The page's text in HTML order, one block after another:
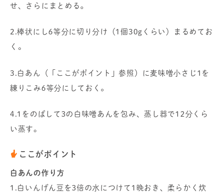
せ、さらにまとめる。
2.棒状にし6等分に切り分け（1個30gくらい）まるめてお
く。
3.白あん（「ここがポイント」参照）に麦味噌小さじ1を
練りこみ6等分にしておく。
4.1をのばして3の白味噌あんを包み、蒸し器で12分くら
い蒸す。
ここがポイント
白あんの作り方
1.白いんげん豆を3倍の水につけて1晩おき、柔らかく炊